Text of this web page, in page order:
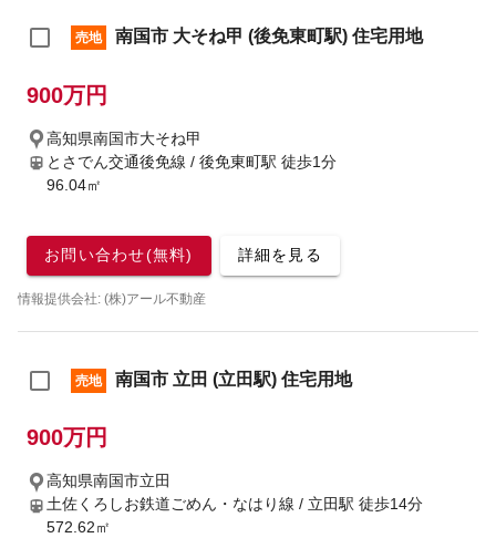
売地 南国市 大そね甲 (後免東町駅) 住宅用地
900万円
高知県南国市大そね甲
とさでん交通後免線 / 後免東町駅 徒歩1分
96.04㎡
お問い合わせ(無料) 詳細を見る
情報提供会社: (株)アール不動産
売地 南国市 立田 (立田駅) 住宅用地
900万円
高知県南国市立田
土佐くろしお鉄道ごめん・なはり線 / 立田駅 徒歩14分
572.62㎡